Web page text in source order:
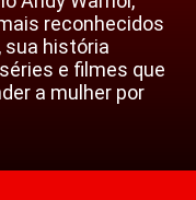
reconhecidos
sua história
e filmes que
a mulher por